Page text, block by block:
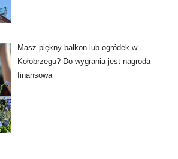
Masz piękny balkon lub ogródek w
Kołobrzegu? Do wygrania jest nagroda
finansowa